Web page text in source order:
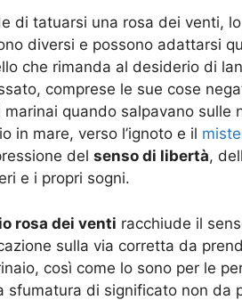
di tatuarsi una rosa dei venti,
diversi e possono adattarsi
che rimanda al desiderio di
comprese le sue cose
quando salpavano sulle
in mare, verso l’ignoto e il
del senso di libertà,
e i propri sogni.
rosa dei venti racchiude il
sulla via corretta da
così come lo sono per le
sfumatura di significato non da